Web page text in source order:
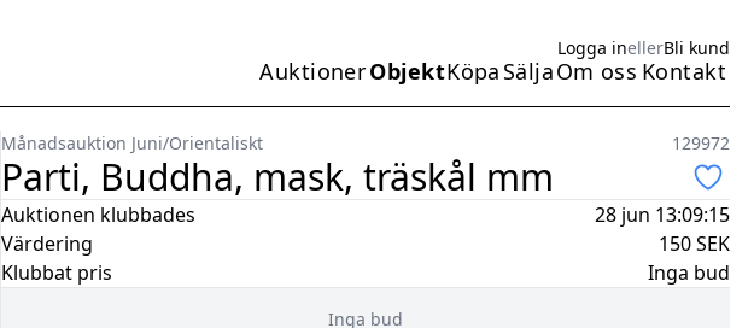
Logga inellerBli kund
Huvudmeny
AuktionerObjektKöpa SäljaOm oss Kontakt
Månadsauktion Juni/Orientaliskt 129972
Parti, Buddha, mask, träskål mm
Auktionen klubbades
28 jun 13:09:15
Värdering
150SEK
Klubbat pris
Inga bud
Inga bud